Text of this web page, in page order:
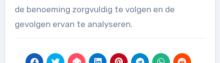
de benoeming zorgvuldig te volgen en de
gevolgen ervan te analyseren.